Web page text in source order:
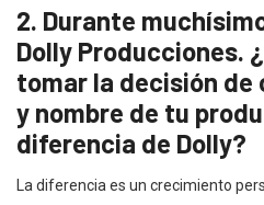
2. Durante
Dolly Producciones.
tomar la decisión de
y nombre de tu
diferencia de Dolly?
La diferencia es un crecimiento